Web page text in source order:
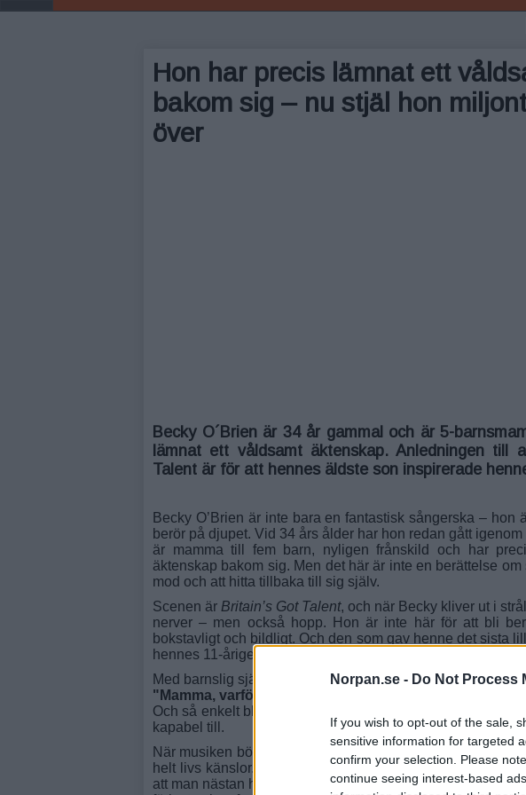
Norpan.se - Do Not Process
If you wish to opt-out of the sale,
sensitive information for targeted
confirm your selection. Please
continue seeing interest-based
Hon har precis lämnat ett
bakom sig – nu stjäl hon
över
Becky O´Brien är 34 år gammal och är 5-
lämnat ett våldsamt äktenskap. Anledningen till
Talent är för att hennes äldste son inspirerade
Becky O’Brien är inte bara en fantastisk sångerska –
berör på djupet. Vid 34 års ålder har hon redan gått
är mamma till fem barn, nyligen frånskild och har
äktenskap bakom sig. Men det här är inte en berättelse
mod och att hitta tillbaka till sig själv.
Scenen är Britain’s Got Talent, och när Becky kliver ut i
nerver – men också hopp. Hon är inte här för att bli
bokstavligt och bildligt. Och den som gav henne det sista
hennes 11-årige son.
Med barnslig självklarhet hade han sagt:
"Mamma, varför visar du inte Simon Cowell hur man gör
Och så enkelt blev det avgjort. Det var dags att visa
kapabel till.
När musiken börjar och Becky tar ton, förändras luften i
helt livs känslor. Hennes röst är inte bara vacker – den
att man nästan håller andan. Det är som att varje ton